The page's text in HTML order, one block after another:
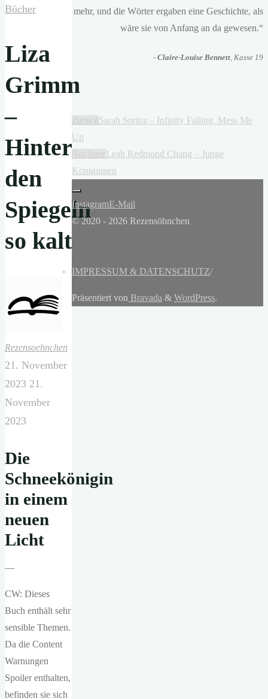
Bücher
Liza
Grimm
–
Hinter
den
Spiegeln
so kalt
Rezensoehnchen
21. November
2023 21.
November
2023
Die
Schneekönigin
in einem
neuen
Licht
—
CW: Dieses
Buch enthält sehr
sensible Themen.
Da die Content
Warnungen
Spoiler enthalten,
befinden sie sich
mehr, und die Wörter ergaben eine Geschichte, als
wäre sie von Anfang an da gewesen.“
- Claire-Louise Bennett, Kasse 19
ZurückSarah Sprinz – Infinity Falling. Mess Me
Up
NächsterLeah Redmond Chang – Junge
Königinnen
InstagramE-Mail
© 2020 - 2026 Rezensöhnchen
IMPRESSUM & DATENSCHUTZ/
Präsentiert von Bravada & WordPress.